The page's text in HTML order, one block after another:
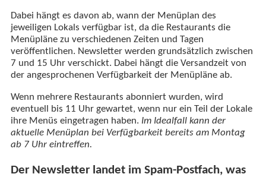
Dabei hängt es davon ab, wann der Menüplan des
jeweiligen Lokals verfügbar ist, da die Restaurants die
Menüpläne zu verschiedenen Zeiten und Tagen
veröffentlichen. Newsletter werden grundsätzlich zwischen
7 und 15 Uhr verschickt. Dabei hängt die Versandzeit von
der angesprochenen Verfügbarkeit der Menüpläne ab.
Wenn mehrere Restaurants abonniert wurden, wird
eventuell bis 11 Uhr gewartet, wenn nur ein Teil der Lokale
ihre Menüs eingetragen haben. Im Idealfall kann der
aktuelle Menüplan bei Verfügbarkeit bereits am Montag
ab 7 Uhr eintreffen.
Der Newsletter landet im Spam-Postfach, was